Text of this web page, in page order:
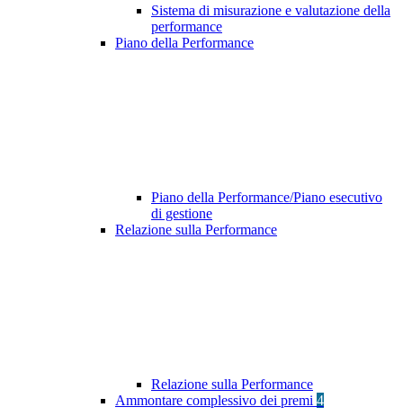
Sistema di misurazione e valutazione della
performance
Piano della Performance
Piano della Performance/Piano esecutivo
di gestione
Relazione sulla Performance
Relazione sulla Performance
Ammontare complessivo dei premi 4